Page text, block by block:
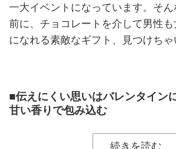
一大イベントになっています。そ
前に、チョコレートを介して男性も
になれる素敵なギフト、見つけちゃ
■伝えにくい思いはバレンタイン
甘い香りで包み込む
続きを読む